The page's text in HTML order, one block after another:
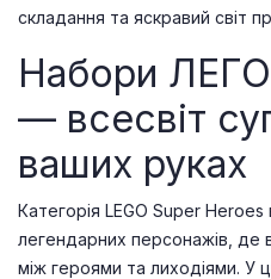
складання та яскравий світ
Набори
— всесвіт
ваших руках
Категорія LEGO Super Heroes
легендарних персонажів, де
між героями та лиходіями. У